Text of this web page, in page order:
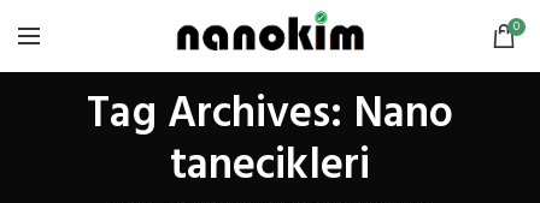
0
Tag Archives: Nano
tanecikleri